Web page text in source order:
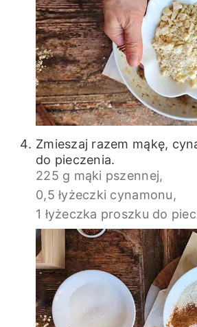
Zmieszaj razem mąkę,
do pieczenia.
225 g mąki pszennej,
0,5 łyżeczki cynamonu,
1 łyżeczka proszku do